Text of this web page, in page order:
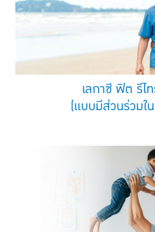
เลกาซี ฟิต รีไ
(แบบมีส่วนร่วมใ